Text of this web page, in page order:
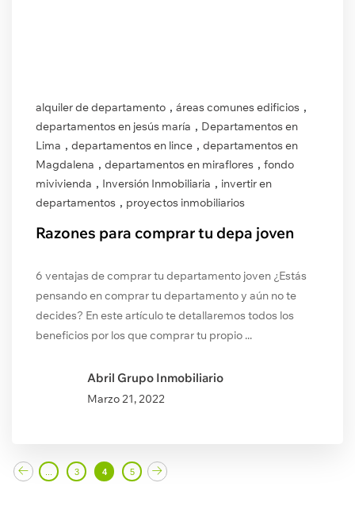
alquiler de departamento , áreas comunes edificios ,
departamentos en jesús maría , Departamentos en
Lima , departamentos en lince , departamentos en
Magdalena , departamentos en miraflores , fondo
mivivienda , Inversión Inmobiliaria , invertir en
departamentos , proyectos inmobiliarios
Razones para comprar tu depa joven
6 ventajas de comprar tu departamento joven ¿Estás
pensando en comprar tu departamento y aún no te
decides? En este artículo te detallaremos todos los
beneficios por los que comprar tu propio ...
Abril Grupo Inmobiliario
Marzo21, 2022
3 4 5